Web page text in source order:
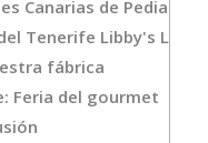
Canarias de Pediatría
Tenerife Libby's La
fábrica
Feria del gourmet